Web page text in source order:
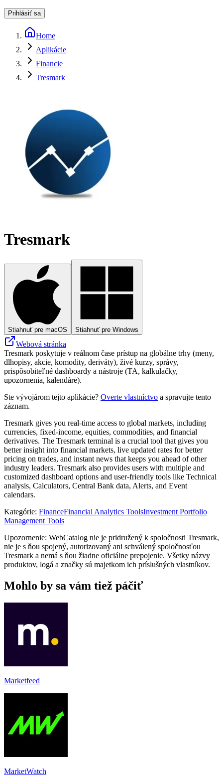
Prihlásiť sa
Home
Aplikácie
Financie
Tresmark
Tresmark
Stiahnuť pre macOS Stiahnuť pre Windows
Webová stránka
Tresmark poskytuje v reálnom čase prístup na globálne trhy (meny,
dlhopisy, akcie, komodity, deriváty), živé kurzy, správy,
prispôsobiteľné dashboardy a nástroje (TA, kalkulačky,
upozornenia, kalendáre).
Ste vývojárom tejto aplikácie? Overte vlastníctvo a spravujte tento
záznam.
Tresmark gives you real-time access to global markets, including
currencies, fixed-income, equities, commodities, and financial
derivatives. The Tresmark terminal is a crucial tool that gives you
better insight into financial markets, live updated rates for better
pricing on trades, and instant news that keeps you ahead of other
industry leaders. Tresmark also provides users with multiple and
customized dashboard options and user-friendly tools like Technical
analysis, Calculators, Central Bank data, Alerts, and Event
calendars.
Kategórie: FinanceFinancial Analytics ToolsInvestment Portfolio
Management Tools
Upozornenie: WebCatalog nie je pridružený k spoločnosti Tresmark,
nie je s ňou spojený, autorizovaný ani schválený spoločnosťou
Tresmark a nemá s ňou žiadne oficiálne prepojenie. Všetky názvy
produktov, logá a značky sú majetkom ich príslušných vlastníkov.
Mohlo by sa vám tiež páčiť
Marketfeed
MarketWatch